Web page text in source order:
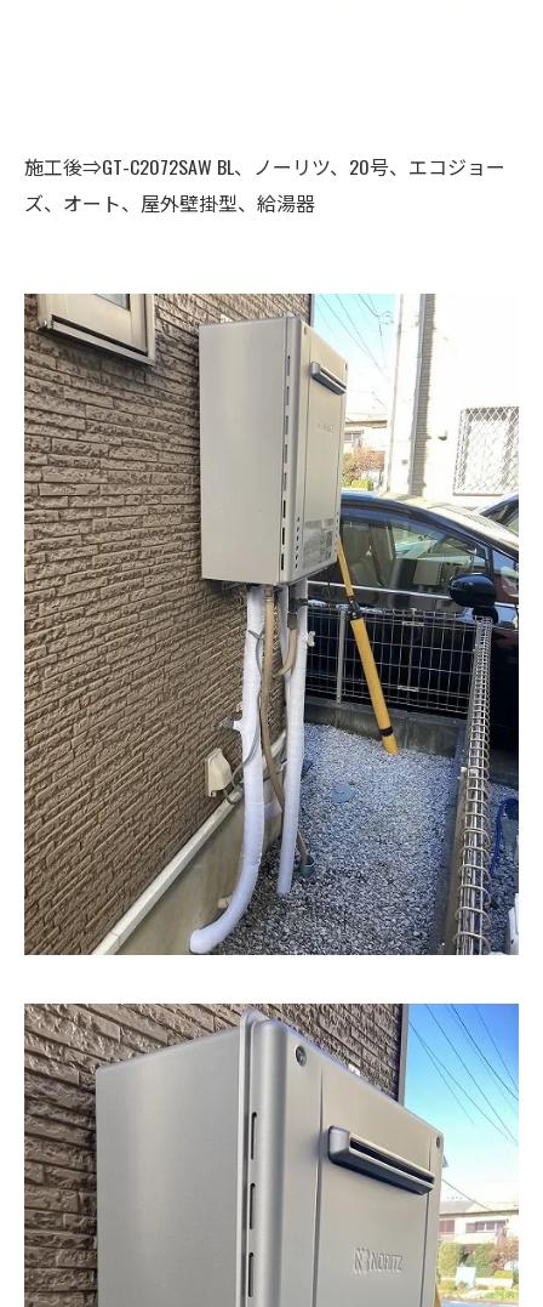
施工後⇒GT-C2072SAW BL、ノーリツ、20号、エコジョー
ズ、オート、屋外壁掛型、給湯器